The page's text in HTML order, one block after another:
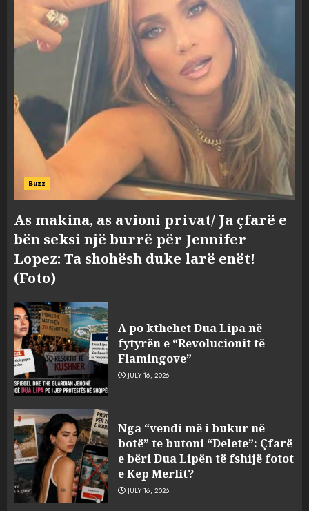
Buzz
As makina, as avioni privat/ Ja çfarë e
bën seksi një burrë për Jennifer
Lopez: Ta shohësh duke larë enët!
(Foto)
A po kthehet Dua Lipa në
fytyrën e “Revolucionit të
Flamingove”
JULY 16, 2026
Nga “vendi më i bukur në
botë” te butoni “Delete”: Çfarë
e bëri Dua Lipën të fshijë fotot
e Kep Merlit?
JULY 16, 2026
3
pas fundosjes anija e rrallë
gjermane e Luftës së Dytë
Botërore
AUGUST 6, 2026